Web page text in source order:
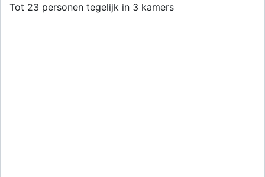
Tot 23 personen tegelijk in 3 kamers